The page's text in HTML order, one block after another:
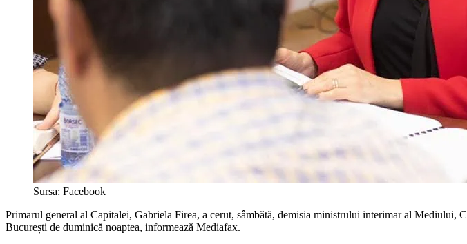
Sursa: Facebook
Primarul general al Capitalei, Gabriela Firea, a cerut, sâmbătă, demisia ministrului interimar al Mediului,
București de duminică noaptea, informează Mediafax.